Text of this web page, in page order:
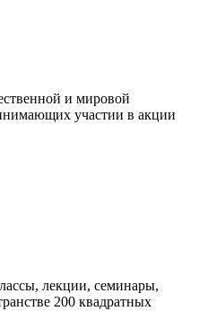
и мировой
участии в акции
лекции, семинары,
200 квадратных